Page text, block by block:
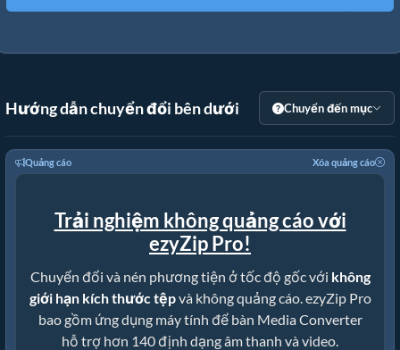
Công cụ khác
Hướng dẫn chuyển đổi bên dưới Chuyển đến mục
Quảng cáo Xóa quảng cáo
Trải nghiệm không quảng cáo với
ezyZip Pro!
Chuyển đổi và nén phương tiện ở tốc độ gốc với không
giới hạn kích thước tệpvà không quảng cáo. ezyZip Pro
bao gồm ứng dụng máy tính để bàn Media Converter
hỗ trợ hơn 140 định dạng âm thanh và video.